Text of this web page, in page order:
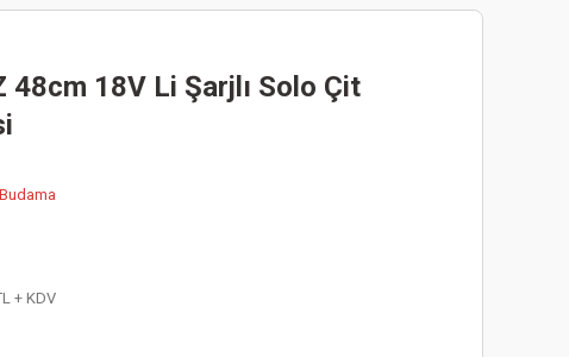
48cm 18V Li Şarjlı Solo Çit
+ KDV